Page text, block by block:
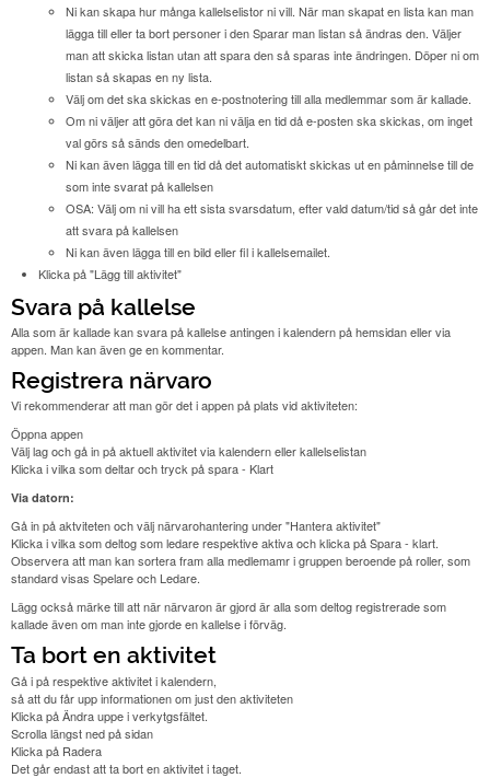
Ni kan skapa hur många kallelselistor ni vill. När man skapat en lista kan man
lägga till eller ta bort personer i den Sparar man listan så ändras den. Väljer
man att skicka listan utan att spara den så sparas inte ändringen. Döper ni om
listan så skapas en ny lista.
Välj om det ska skickas en e-postnotering till alla medlemmar som är kallade.
Om ni väljer att göra det kan ni välja en tid då e-posten ska skickas, om inget
val görs så sänds den omedelbart.
Ni kan även lägga till en tid då det automatiskt skickas ut en påminnelse till de
som inte svarat på kallelsen
OSA: Välj om ni vill ha ett sista svarsdatum, efter vald datum/tid så går det inte
att svara på kallelsen
Ni kan även lägga till en bild eller fil i kallelsemailet.
Klicka på "Lägg till aktivitet"
Svara på kallelse
Alla som är kallade kan svara på kallelse antingen i kalendern på hemsidan eller via
appen. Man kan även ge en kommentar.
Registrera närvaro
Vi rekommenderar att man gör det i appen på plats vid aktiviteten:
Öppna appen
Välj lag och gå in på aktuell aktivitet via kalendern eller kallelselistan
Klicka i vilka som deltar och tryck på spara - Klart
Via datorn:
Gå in på aktviteten och välj närvarohantering under "Hantera aktivitet"
Klicka i vilka som deltog som ledare respektive aktiva och klicka på Spara - klart.
Observera att man kan sortera fram alla medlemamr i gruppen beroende på roller, som
standard visas Spelare och Ledare.
Lägg också märke till att när närvaron är gjord är alla som deltog registrerade som
kallade även om man inte gjorde en kallelse i förväg.
Ta bort en aktivitet
Gå i på respektive aktivitet i kalendern,
så att du får upp informationen om just den aktiviteten
Klicka på Ändra uppe i verkytgsfältet.
Scrolla längst ned på sidan
Klicka på Radera
Det går endast att ta bort en aktivitet i taget.